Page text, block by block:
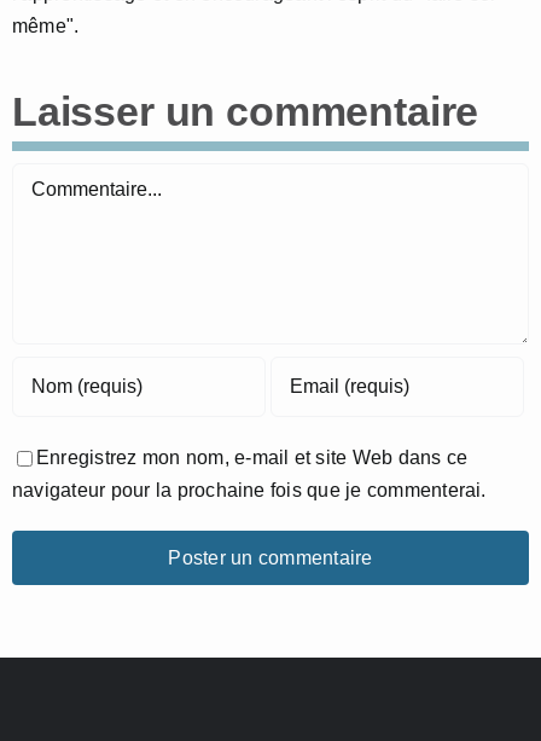
même".
Laisser un commentaire
Commentaire
Enregistrez mon nom, e-mail et site Web dans ce
navigateur pour la prochaine fois que je commenterai.